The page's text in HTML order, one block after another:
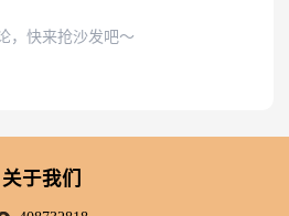
，快来抢沙发吧～
关于我们